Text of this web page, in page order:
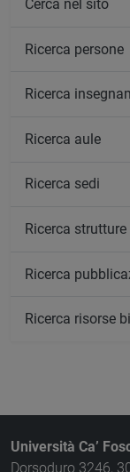
Cerca nel sito
Ricerca persone
Ricerca
Ricerca aule
Ricerca sedi
Ricerca strutture
Ricerca
Ricerca risorse
Università Ca’
Dorsoduro 3246,